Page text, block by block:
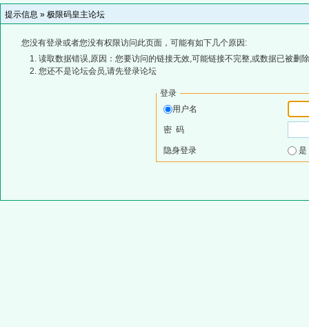
提示信息 » 极限码皇主论坛
您没有登录或者您没有权限访问此页面，可能有如下几个原因:
读取数据错误,原因：您要访问的链接无效,可能链接不完整,或数据已被删
您还不是论坛会员,请先登录论坛
登录
用户名
密 码
隐身登录